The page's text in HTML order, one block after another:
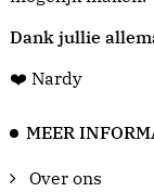
Dank jullie
❤️ Nardy
MEER
Over ons